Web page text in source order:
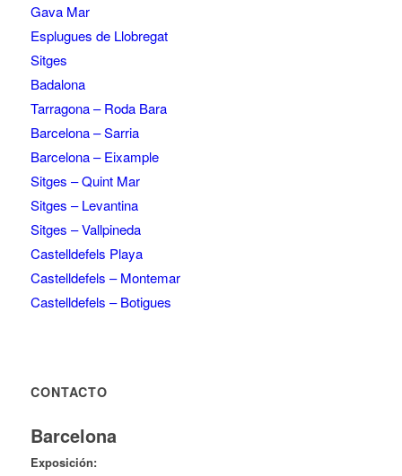
Gava Mar
Esplugues de Llobregat
Sitges
Badalona
Tarragona – Roda Bara
Barcelona – Sarria
Barcelona – Eixample
Sitges – Quint Mar
Sitges – Levantina
Sitges – Vallpineda
Castelldefels Playa
Castelldefels – Montemar
Castelldefels – Botigues
CONTACTO
Barcelona
Exposición: